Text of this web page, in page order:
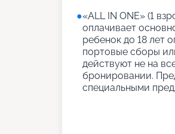
●«АLL IN ONE» (1
оплачивает
ребенок до 18 лет
портовые сборы
действуют не на
бронировании.
специальными